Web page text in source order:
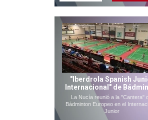
"Iberdrola Spanish
Internacional" de
La Nucía reunió a la "Cantera"
Bádminton Europeo en el
Junior